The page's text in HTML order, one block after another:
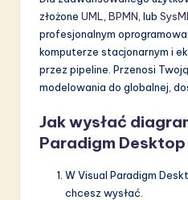
złożone UML BPMN , lub SysML
profesjonalnym
komputerze stacjonarnym i
przez pipeline. Przenosi
modelowania do globalnej,
Jak wysłać
Paradigm
W Visual Paradigm
chcesz wysłać.